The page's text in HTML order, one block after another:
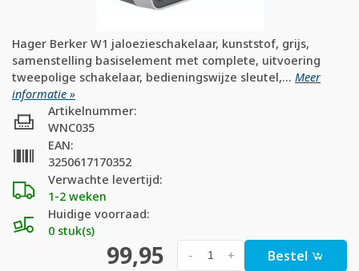
Hager Berker W1 jaloezieschakelaar, kunststof, grijs,
samenstelling basiselement met complete, uitvoering
tweepolige schakelaar, bedieningswijze sleutel,... Meer
informatie »
Verwachte levertijd:
1-2 weken
Huidige voorraad:
0 stuk(s)
Artikelnummer:
WNC035
EAN:
3250617170352
99,95 +
- Bestel